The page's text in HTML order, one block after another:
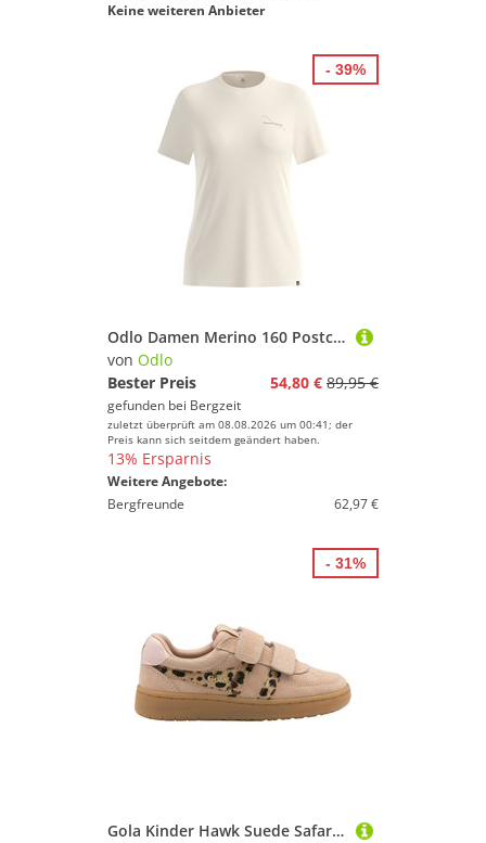
Keine weiteren Anbieter
Odlo Damen Merino 160 Postcards T-Shirt
von Odlo
Bester Preis
54,80 € 89,95 €
gefunden bei Bergzeit
zuletzt überprüft am 08.08.2026 um 00:41; der
Preis kann sich seitdem geändert haben.
13% Ersparnis
Weitere Angebote:
Bergfreunde
62,97 €
- 39%
Gola Kinder Hawk Suede Safari Strap Schuhe
- 31%